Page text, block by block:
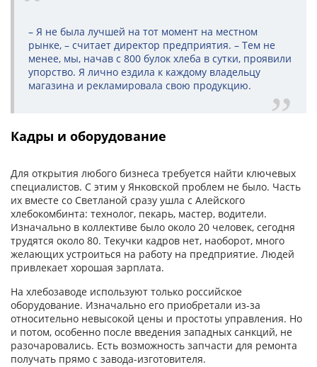
– Я не была лучшей на тот момент на местном
рынке, – считает директор предприятия. – Тем не
менее, мы, начав с 800 булок хлеба в сутки, проявили
упорство. Я лично ездила к каждому владельцу
магазина и рекламировала свою продукцию.
Кадры и оборудование
Для открытия любого бизнеса требуется найти ключевых
специалистов. С этим у Янковской проблем не было. Часть
их вместе со Светланой сразу ушла с Алейского
хлебокомбинта: технолог, пекарь, мастер, водители.
Изначально в коллективе было около 20 человек, сегодня
трудятся около 80. Текучки кадров нет, наоборот, много
желающих устроиться на работу на предприятие. Людей
привлекает хорошая зарплата.
На хлебозаводе используют только российское
оборудование. Изначально его приобретали из-за
относительно невысокой цены и простоты управления. Но
и потом, особенно после введения западных санкций, не
разочаровались. Есть возможность запчасти для ремонта
получать прямо с завода-изготовителя.